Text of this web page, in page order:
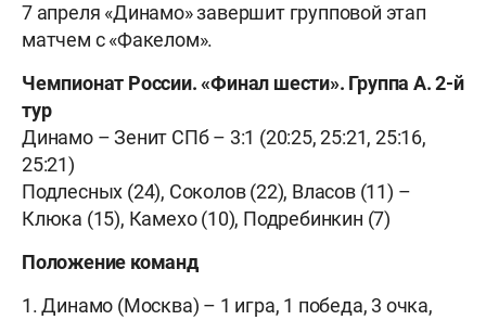
7 апреля «Динамо» завершит групповой этап
матчем с «Факелом».
Чемпионат России. «Финал шести». Группа А. 2-й
тур
Динамо – Зенит СПб – 3:1 (20:25, 25:21, 25:16,
25:21)
Подлесных (24), Соколов (22), Власов (11) –
Клюка (15), Камехо (10), Подребинкин (7)
Положение команд
1. Динамо (Москва) – 1 игра, 1 победа, 3 очка,